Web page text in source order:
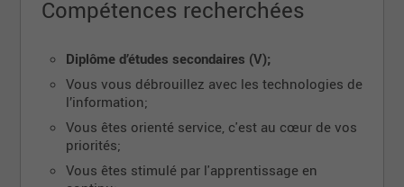
organisme culturel à but non lucratif fondé en 1848.
administre
anime
le réseau de la Bibliothèque de
Québec, incluant la Maison de la littérature,
véritable carrefour de création et de diffusion. Par
ses initiatives culturelles, sociales et éducatives,
l’ICQ accompagne les citoyennes et citoyens de
Québec en tissant des liens durables entre la
culture et la communauté.
Compétences recherchées
Diplôme d’études secondaires (V);
Vous vous débrouillez avec les technologies de
l’information;
Vous êtes orienté service, c'est au cœur de vos
priorités;
Vous êtes stimulé par l'apprentissage en